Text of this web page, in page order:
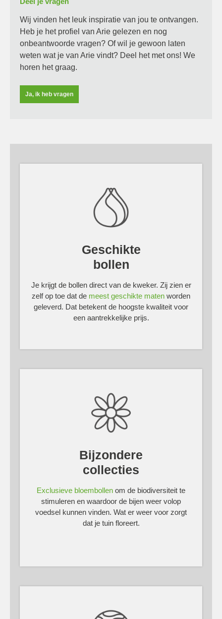
Wij vinden het leuk inspiratie van jou te ontvangen.
Heb je het profiel van Arie gelezen en nog
onbeantwoorde vragen? Of wil je gewoon laten
weten wat je van Arie vindt? Deel het met ons! We
horen het graag.
Ja, ik heb vragen
Geschikte
bollen
Je krijgt de bollen direct van de kweker. Zij zien er
zelf op toe dat de meest geschikte maten worden
geleverd. Dat betekent de hoogste kwaliteit voor
een aantrekkelijke prijs.
Bijzondere
collecties
Exclusieve bloembollen om de biodiversiteit te
stimuleren en waardoor de bijen weer volop
voedsel kunnen vinden. Wat er weer voor zorgt
dat je tuin floreert.